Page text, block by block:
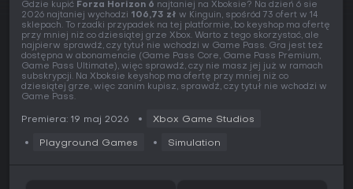
Gdzie kupić Forza Horizon 6 najtaniej na Xboksie? Na dzień 6 sie
2026 najtaniej wychodzi 106,73 zł w Kinguin, spośród 73 ofert w 14
sklepach. To rzadki przypadek na tej platformie, bo keyshop ma ofertę
przy mniej niż co dziesiątej grze Xbox. Warto z tego skorzystać, ale
najpierw sprawdź, czy tytuł nie wchodzi w Game Pass. Gra jest też
dostępna w abonamencie (Game Pass Core, Game Pass Premium,
Game Pass Ultimate), więc sprawdź, czy nie masz jej już w ramach
subskrypcji. Na Xboksie keyshop ma ofertę przy mniej niż co
dziesiątej grze, więc zanim kupisz, sprawdź, czy tytuł nie wchodzi w
Game Pass.
Premiera: 19 maj 2026 Xbox Game Studios
Playground Games Simulation